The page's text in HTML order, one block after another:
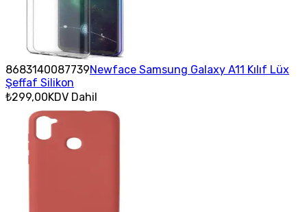
8683140087739Newface Samsung Galaxy A11 Kılıf Lüx
Şeffaf Silikon
₺299,00KDV Dahil